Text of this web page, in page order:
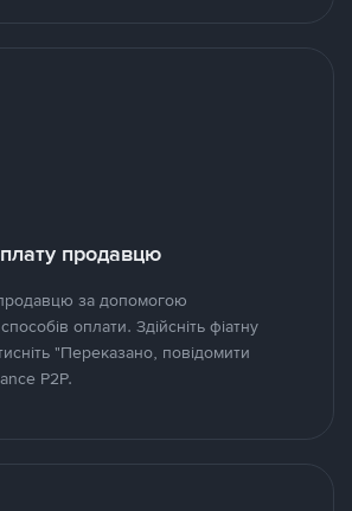
продавцю
за допомогою
оплати. Здійсніть фіатну
"Переказано, повідомити
P2P.